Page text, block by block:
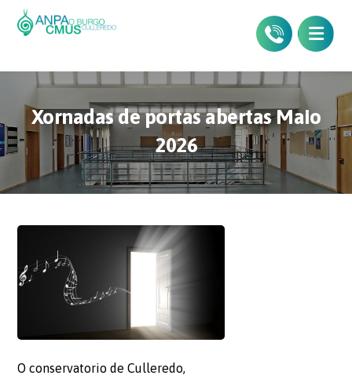
Xornadas de portas abertas Maio
2026
O conservatorio de Culleredo,